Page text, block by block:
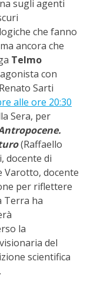
sugli agenti
che fanno
ancora che
Telmo
con
Sarti
alle ore 20:30
Sera, per
(Raffaello
docente di
Varotto, docente
per riflettere
Terra ha
la
del
scientifica